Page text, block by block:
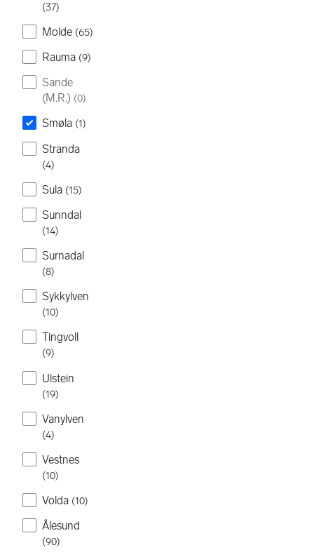
(37)
Molde (65)
Rauma (9)
Sande
(M.R.) (0)
Smøla (1)
Stranda
(4)
Sula (15)
Sunndal
(14)
Surnadal
(8)
Sykkylven
(10)
Tingvoll
(9)
Ulstein
(19)
Vanylven
(4)
Vestnes
(10)
Volda (10)
Ålesund
(90)